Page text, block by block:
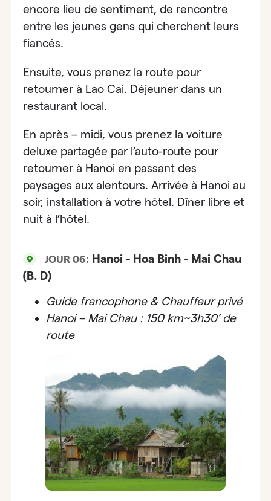
encore lieu de sentiment, de rencontre
entre les jeunes gens qui cherchent leurs
fiancés.
Ensuite, vous prenez la route pour
retourner à Lao Cai. Déjeuner dans un
restaurant local.
En après – midi, vous prenez la voiture
deluxe partagée par l’auto-route pour
retourner à Hanoi en passant des
paysages aux alentours. Arrivée à Hanoi au
soir, installation à votre hôtel. Dîner libre et
nuit à l’hôtel.
JOUR 06: Hanoi - Hoa Binh - Mai Chau
(B. D)
Guide francophone & Chauffeur privé
Hanoi – Mai Chau : 150 km~3h30’ de
route